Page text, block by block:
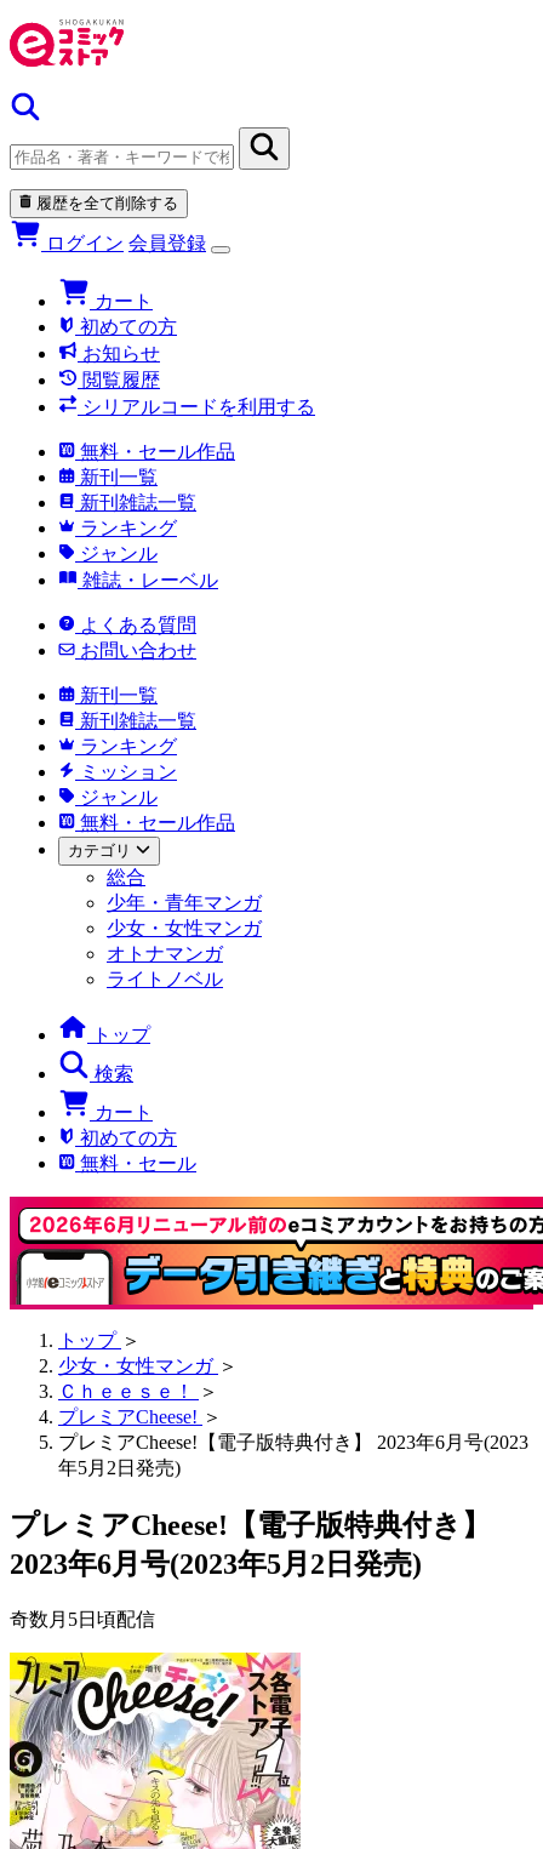
履歴を全て削除する
ログイン 会員登録
カート
初めての方
お知らせ
閲覧履歴
シリアルコードを利用する
無料・セール作品
新刊一覧
新刊雑誌一覧
ランキング
ジャンル
雑誌・レーベル
よくある質問
お問い合わせ
新刊一覧
新刊雑誌一覧
ランキング
ミッション
ジャンル
無料・セール作品
カテゴリ
総合
少年・青年マンガ
少女・女性マンガ
オトナマンガ
ライトノベル
トップ
検索
カート
初めての方
無料・セール
トップ ＞
少女・女性マンガ ＞
Ｃｈｅｅｓｅ！
＞
プレミアCheese! ＞
プレミアCheese!【電子版特典付き】 2023年6月号(2023
年5月2日発売)
プレミアCheese!【電子版特典付き】
2023年6月号(2023年5月2日発売)
奇数月5日頃配信